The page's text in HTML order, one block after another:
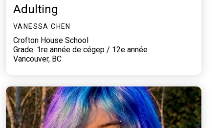
Adulting
VANESSA CHEN
Crofton House School
Grade: 1re année de cégep / 12e année
Vancouver, BC